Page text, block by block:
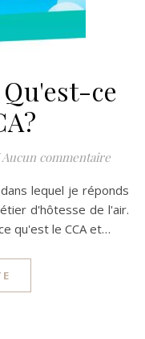
ce
Aucun commentaire
d'hôtesse de l'air.
qu'est le CCA et…